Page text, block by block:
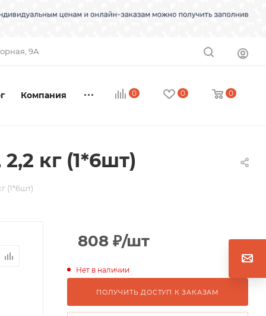
9А
0 0 0
Компания
кг (1*6шт)
(1*6шт)
808 ₽/шт
Нет в наличии
ПОЛУЧИТЬ ДОСТУП К ЗАКАЗАМ